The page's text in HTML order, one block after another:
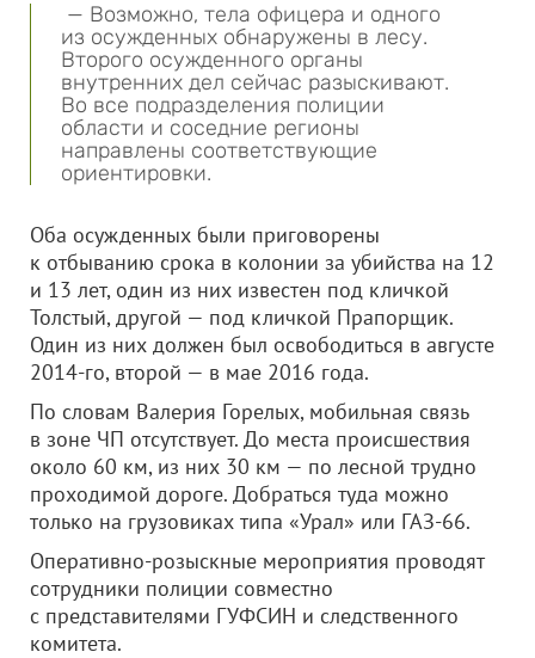
— Возможно, тела офицера и одного
из осужденных обнаружены в лесу.
Второго осужденного органы
внутренних дел сейчас разыскивают.
Во все подразделения полиции
области и соседние регионы
направлены соответствующие
ориентировки.
Оба осужденных были приговорены
к отбыванию срока в колонии за убийства на 12
и 13 лет, один из них известен под кличкой
Толстый, другой — под кличкой Прапорщик.
Один из них должен был освободиться в августе
2014-го, второй — в мае 2016 года.
По словам Валерия Горелых, мобильная связь
в зоне ЧП отсутствует. До места происшествия
около 60 км, из них 30 км — по лесной трудно
проходимой дороге. Добраться туда можно
только на грузовиках типа «Урал» или ГАЗ-66.
Оперативно-розыскные мероприятия проводят
сотрудники полиции совместно
с представителями ГУФСИН и следственного
комитета.